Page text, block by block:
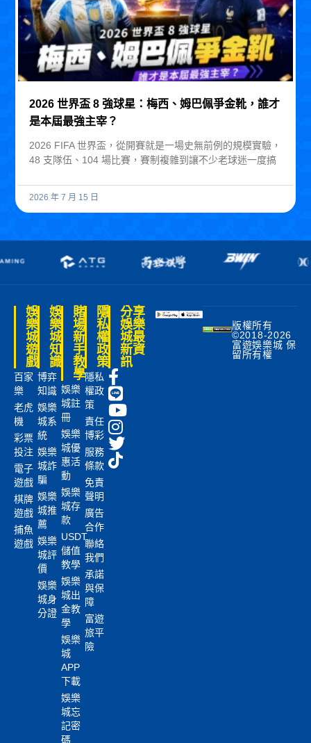
2026 世界盃 8 強球星：梅西、姆巴佩爭金靴，誰才
是本屆最強主宰？
2026 FIFA 世界盃，從開賽就是一場史無前例的規模實驗，
48 支隊伍、104 場比賽，賽制複雜到讓不少老球迷一度搞
2026 年 7 月 15 日
娛
樂
城
遊
戲
百家
樂
老虎
機
彩票
投注
電子
遊戲
棋牌
遊戲
捕魚
遊戲
娛
樂
城
知
識
博弈
知識
娛樂
城系
統
娛樂
城詐
騙
娛樂
城推
薦
娛樂
城評
價
娛樂
城身
分證
賭
場
新
手
教
學
娛樂
城註
冊
娛樂
城優
惠活
動
娛樂
城存
款
USDT
儲值
教學
娛樂
城出
金教
學
娛樂
城
APP
下載
娛樂
城忘
記密
碼
隱
私
權
政
策
隱私
權政
策
責任
博彩
服務
條款
免責
聲明
廣告
合作
聯絡
我們
承諾
與保
障
富遊
旅平
險
分享
娛樂
城最
新資
訊
版權所有
©2018-2026
富遊娛樂城 保
留所有權